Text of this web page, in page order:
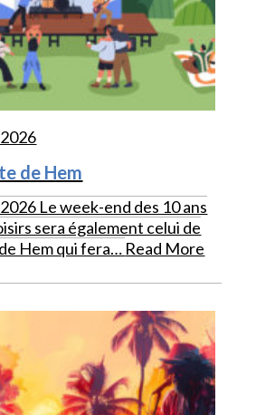
de Hem
Le week-end des 10 ans
sera également celui de
Hem qui fera… Read More